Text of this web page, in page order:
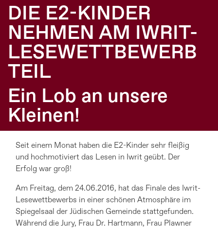
DIE E2-KINDER
NEHMEN AM IWRIT-
LESEWETTBEWERB
TEIL
Ein Lob an unsere
Kleinen!
Seit einem Monat haben die E2-Kinder sehr fleißig
und hochmotiviert das Lesen in Iwrit geübt. Der
Erfolg war groß!
Am Freitag, dem 24.06.2016, hat das Finale des Iwrit-
Lesewettbewerbs in einer schönen Atmosphäre im
Spiegelsaal der Jüdischen Gemeinde stattgefunden.
Während die Jury, Frau Dr. Hartmann, Frau Plawner